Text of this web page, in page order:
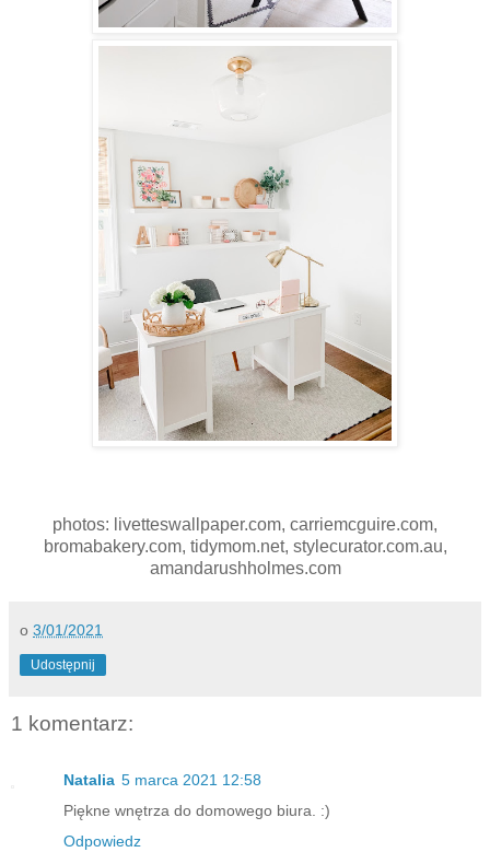
photos: livetteswallpaper.com, carriemcguire.com,
bromabakery.com, tidymom.net, stylecurator.com.au,
amandarushholmes.com
o 3/01/2021
Udostępnij
1 komentarz:
Natalia 5 marca 2021 12:58
Piękne wnętrza do domowego biura. :)
Odpowiedz